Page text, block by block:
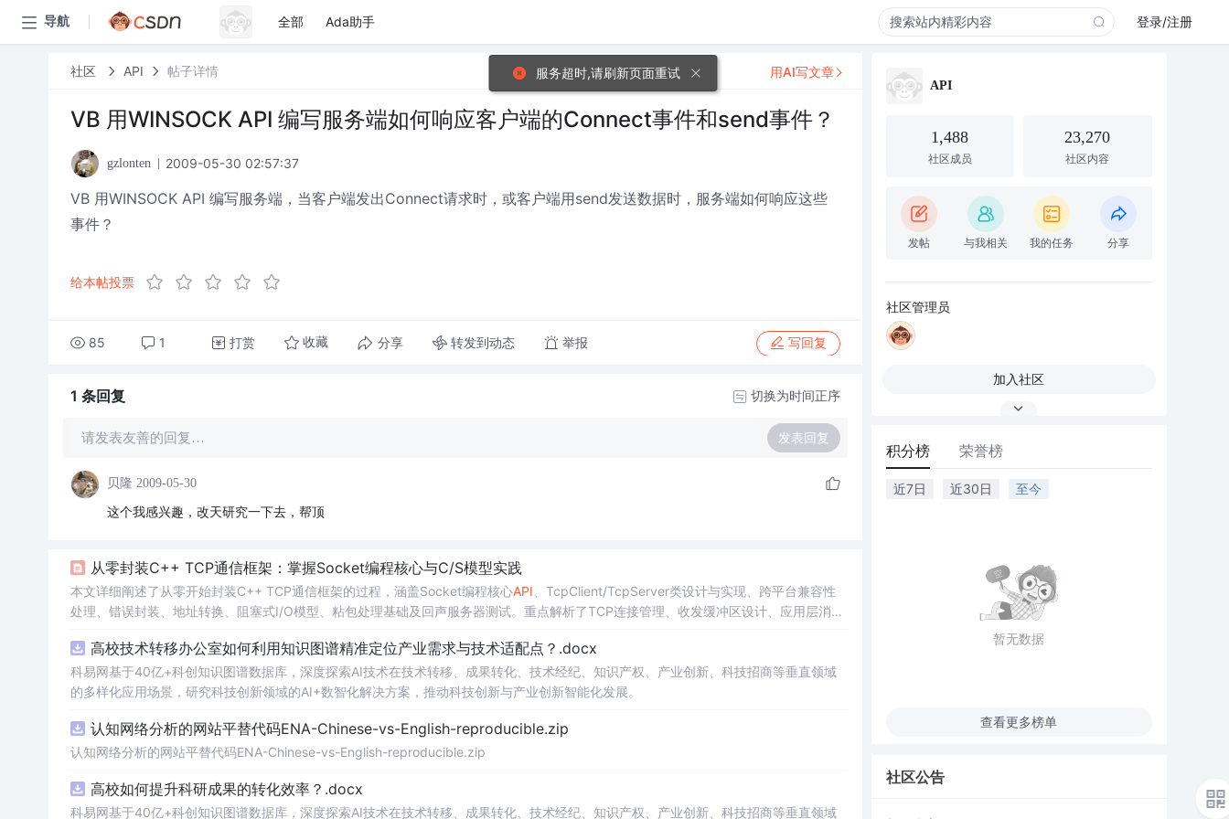
导航 全部 Ada助手 登录/注册
社区 API 帖子详情
VB 用WINSOCK API 编写服务端如何响应客户端的Connect事件和send事件？
gzlonten 2009-05-30 02:57:37
VB 用WINSOCK API 编写服务端，当客户端发出Connect请求时，或客户端用send发送数据时，服务端如何响应这些
事件？
给本帖投票
85 1 打赏 收藏 分享 转发到动态 举报 写回复
用AI写文章
1 条回复 切换为时间正序
请发表友善的回复… 发表回复
贝隆 2009-05-30
这个我感兴趣，改天研究一下去，帮顶
从零封装C++ TCP通信框架：掌握Socket编程核心与C/S模型实践
本文详细阐述了从零开始封装C++ TCP通信框架的过程，涵盖Socket编程核心API 、TcpClient/TcpServer类设计与实现、跨平台兼容性
处理、错误封装、地址转换、阻塞式I/O模型、粘包处理基础及回声服务器测试。重点解析了TCP连接管理、收发缓冲区设计、应用层消息
高校技术转移办公室如何利用知识图谱精准定位产业需求与技术适配点？.docx
科易网基于40亿+科创知识图谱数据库，深度探索AI技术在技术转移、成果转化、技术经纪、知识产权、产业创新、科技招商等垂直领域
的多样化应用场景，研究科技创新领域的AI+数智化解决方案，推动科技创新与产业创新智能化发展。
认知网络分析的网站平替代码ENA-Chinese-vs-English-reproducible.zip
认知网络分析的网站平替代码ENA-Chinese-vs-English-reproducible.zip
高校如何提升科研成果的转化效率？.docx
科易网基于40亿+科创知识图谱数据库，深度探索AI技术在技术转移、成果转化、技术经纪、知识产权、产业创新、科技招商等垂直领域
API
1,488
社区成员
23,270
社区内容
发帖 与我相关 我的任务 分享
社区管理员
加入社区
积分榜 荣誉榜
近7日 近30日 至今
暂无数据
查看更多榜单
社区公告
服务超时,请刷新页面重试